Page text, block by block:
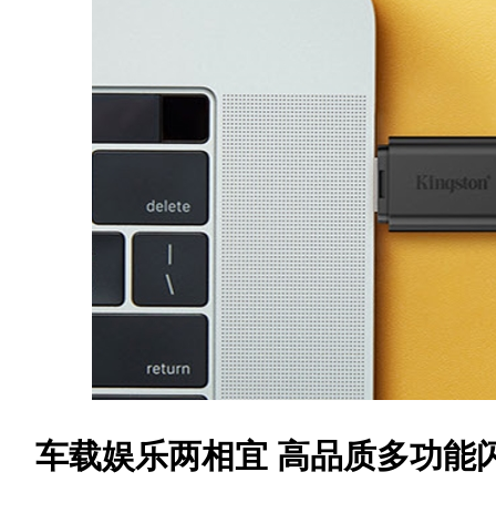
车载娱乐两相宜 高品质多功能